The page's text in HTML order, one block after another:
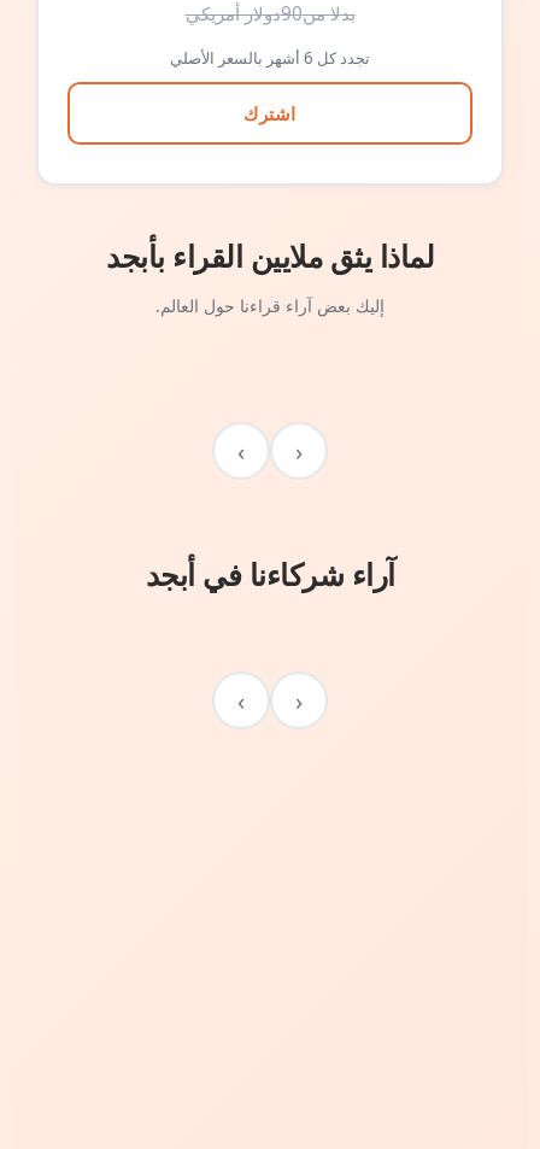
بدلا من90دولار أمريكي
تجدد كل 6 أشهر بالسعر الأصلي
اشترك
لماذا يثق ملايين القراء بأبجد
إليك بعض آراء قراءنا حول العالم.
‹
›
آراء شركاءنا في أبجد
‹
›